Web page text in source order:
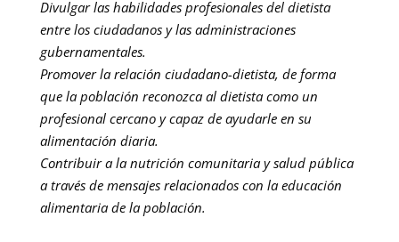
Divulgar las habilidades profesionales del dietista
entre los ciudadanos y las administraciones
gubernamentales.
Promover la relación ciudadano-dietista, de forma
que la población reconozca al dietista como un
profesional cercano y capaz de ayudarle en su
alimentación diaria.
Contribuir a la nutrición comunitaria y salud pública
a través de mensajes relacionados con la educación
alimentaria de la población.